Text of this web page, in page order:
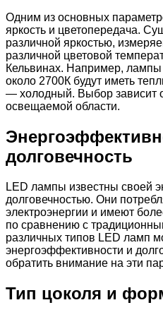
Одним из основных
яркость и цветопередача.
различной яркостью,
различной цветовой
Кельвинах. Например, лампы
около 2700К будут иметь
— холодный. Выбор зависит
освещаемой области.
долговечность
LED лампы известны своей
долговечностью. Они
электроэнергии и имеют
по сравнению с
различных типов LED ламп
энергоэффективности и
обратить внимание на эти
Тип цоколя и